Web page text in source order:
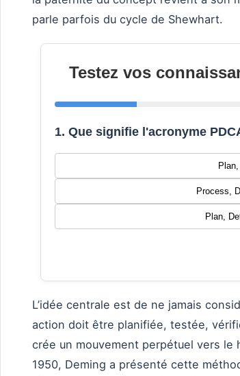
parle parfois du cycle de Shewhart.
Testez vos
1. Que signifie l'acronyme
Process,
Plan,
L’idée centrale est de ne jamais
action doit être planifiée, testée,
crée un mouvement perpétuel vers le
1950, Deming a présenté cette